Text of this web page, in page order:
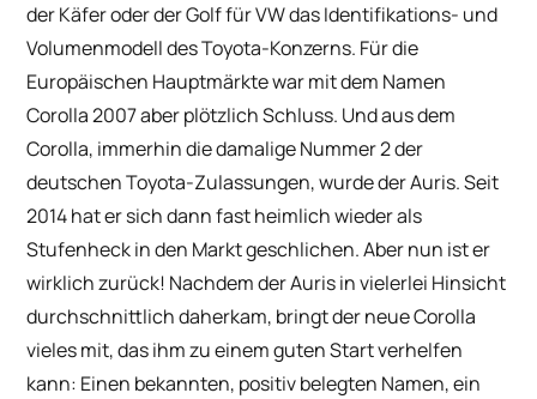
der Käfer oder der Golf für VW das Identifikations- und
Volumenmodell des Toyota-Konzerns. Für die
Europäischen Hauptmärkte war mit dem Namen
Corolla 2007 aber plötzlich Schluss. Und aus dem
Corolla, immerhin die damalige Nummer 2 der
deutschen Toyota-Zulassungen, wurde der Auris. Seit
2014 hat er sich dann fast heimlich wieder als
Stufenheck in den Markt geschlichen. Aber nun ist er
wirklich zurück! Nachdem der Auris in vielerlei Hinsicht
durchschnittlich daherkam, bringt der neue Corolla
vieles mit, das ihm zu einem guten Start verhelfen
kann: Einen bekannten, positiv belegten Namen, ein